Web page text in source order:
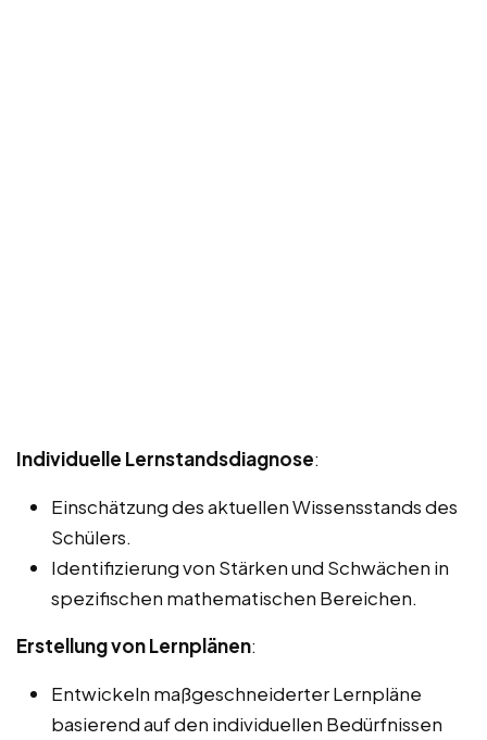
Individuelle Lernstandsdiagnose:
Einschätzung des aktuellen Wissensstands des
Schülers.
Identifizierung von Stärken und Schwächen in
spezifischen mathematischen Bereichen.
Erstellung von Lernplänen:
Entwickeln maßgeschneiderter Lernpläne
basierend auf den individuellen Bedürfnissen